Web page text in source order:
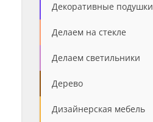
Декоративные подушки
Делаем на стекле
Делаем светильники
Дерево
Дизайнерская мебель